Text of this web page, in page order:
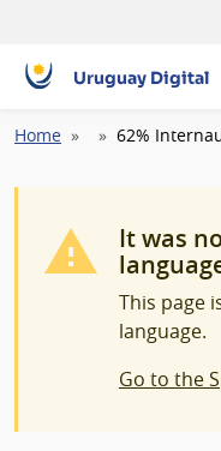
Uruguay Digital
Breadcrumb
Home 62%
It was
This page
language.
Go to the